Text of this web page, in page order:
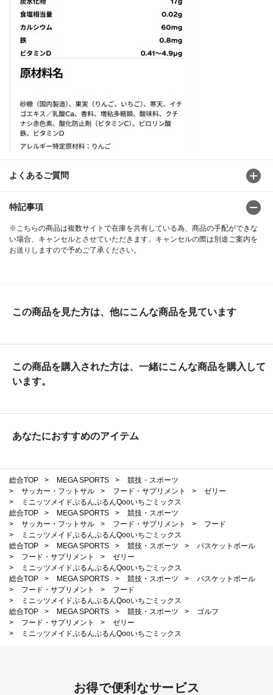
よくあるご質問
特記事項
※こちらの商品は複数サイトで在庫を共有している為、商品の手配ができな
い場合、キャンセルとさせていただきます。キャンセルの際は別途ご案内を
お送りしますので予めご了承ください。
この商品を見た方は、他にこんな商品を見ています
この商品を購入された方は、一緒にこんな商品を購入して
います。
あなたにおすすめのアイテム
総合TOP > MEGA SPORTS >
競技・スポーツ
>
サッカー・フットサル > フード・サプリメント >
ゼリー
>
ミニッツメイドぷるんぷるんQooいちごミックス
総合TOP
> MEGA SPORTS >
競技・スポーツ
>
サッカー・フットサル > フード・サプリメント >
フード
>
ミニッツメイドぷるんぷるんQooいちごミックス
総合TOP
> MEGA SPORTS > 競技・スポーツ >
バスケットボール
>
フード・サプリメント >
ゼリー
>
ミニッツメイドぷるんぷるんQooいちごミックス
総合TOP
> MEGA SPORTS > 競技・スポーツ >
バスケットボール
>
フード・サプリメント >
フード
>
ミニッツメイドぷるんぷるんQooいちごミックス
総合TOP
> MEGA SPORTS > 競技・スポーツ >
ゴルフ
>
フード・サプリメント >
ゼリー
>
ミニッツメイドぷるんぷるんQooいちごミックス
お得で便利なサービス